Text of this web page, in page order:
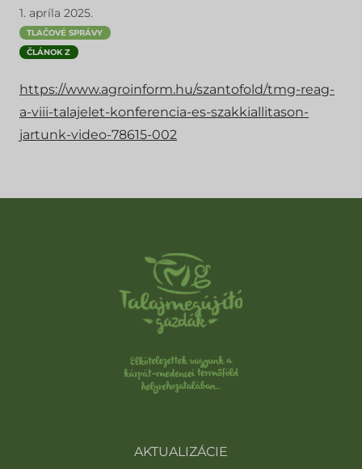
1. apríla 2025.
TLAČOVÉ SPRÁVY
ČLÁNOK Z
https://www.agroinform.hu/szantofold/tmg-reag-
a-viii-talajelet-konferencia-es-szakkiallitason-
jartunk-video-78615-002
AKTUALIZÁCIE